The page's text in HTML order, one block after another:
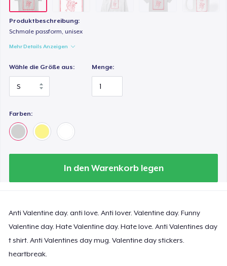
Produktbeschreibung:
Schmale passform, unisex
Mehr Details Anzeigen
Wähle die Größe aus: Menge:
Farben:
In den Warenkorb legen
Anti Valentine day. anti love. Anti lover. Valentine day. Funny
Valentine day. Hate Valentine day. Hate love. Anti Valentines day
t shirt. Anti Valentines day mug. Valentine day stickers.
heartbreak.